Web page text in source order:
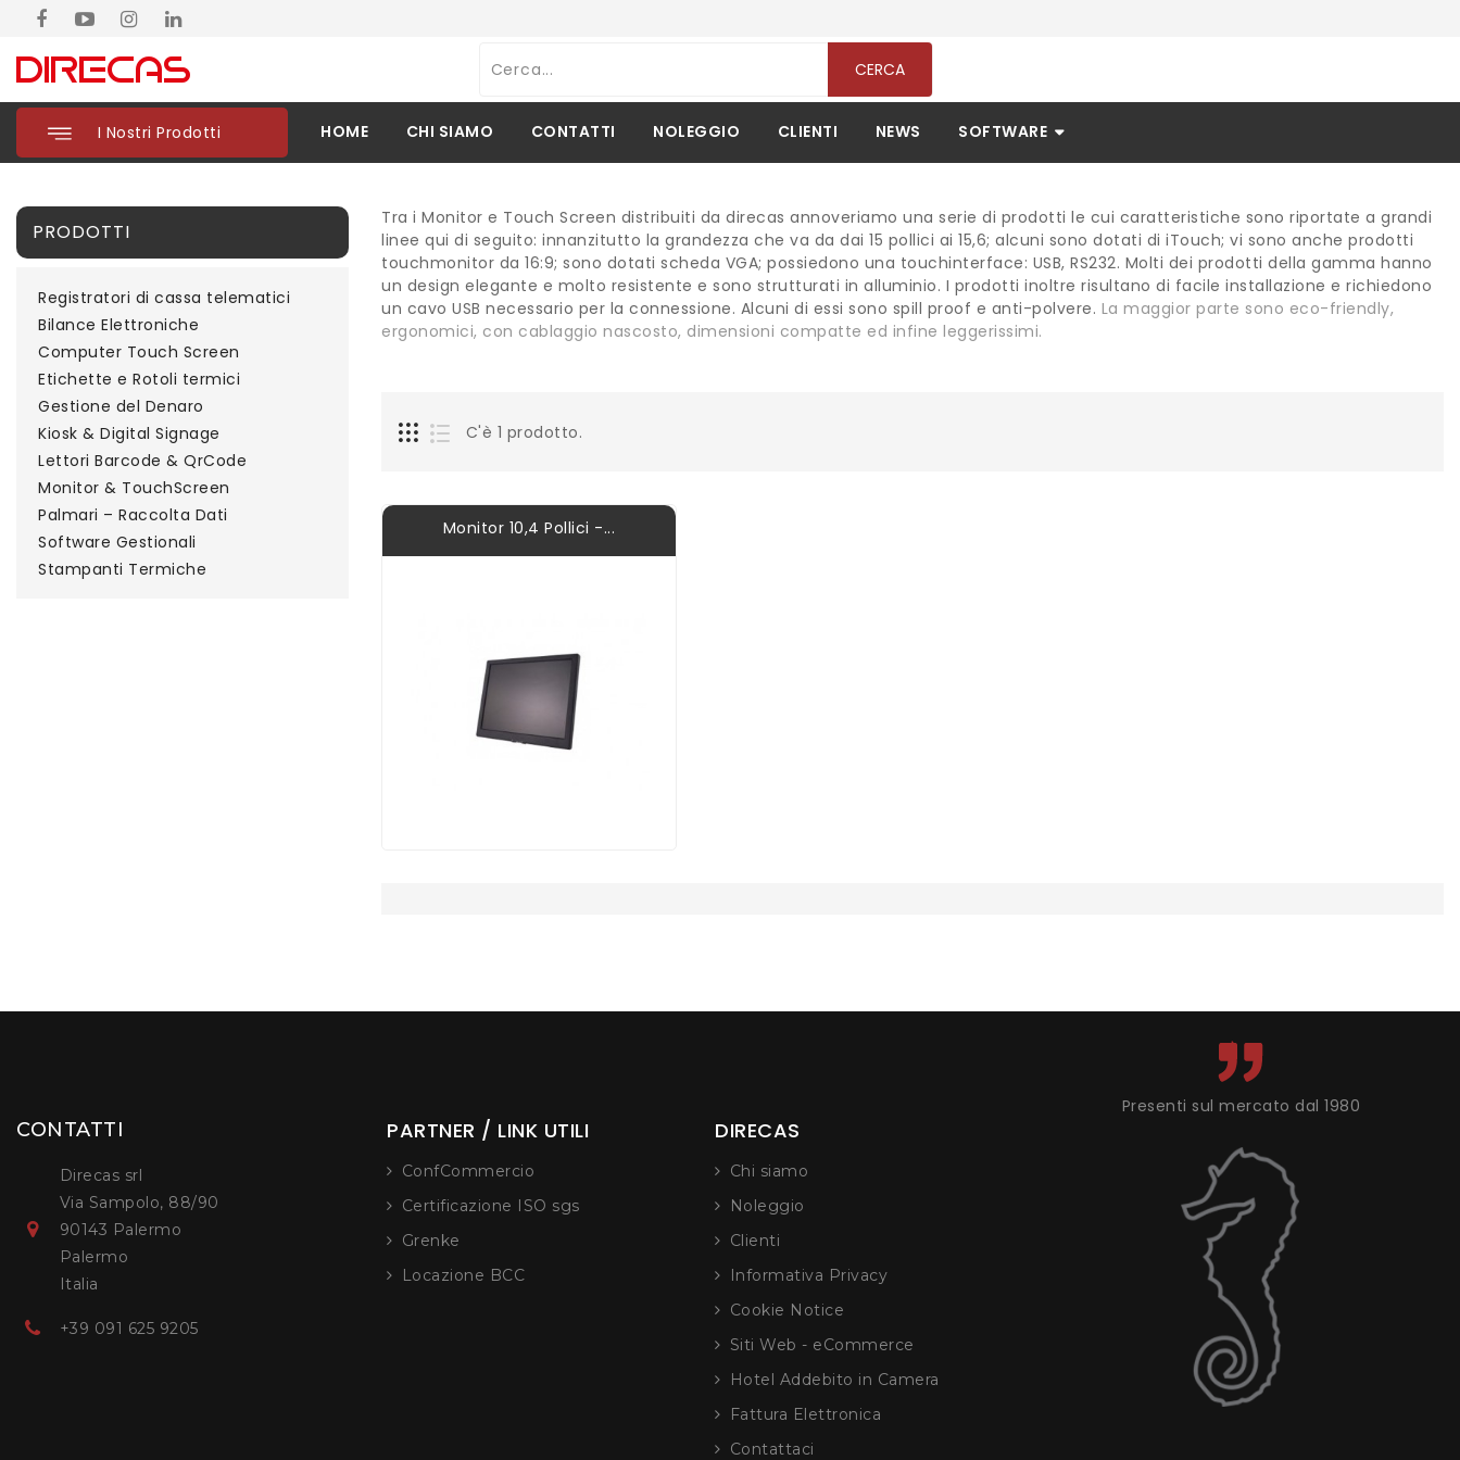
CERCA
I Nostri Prodotti HOME CHI SIAMO CONTATTI NOLEGGIO CLIENTI NEWS SOFTWARE
PRODOTTI
Registratori di cassa telematici
Bilance Elettroniche
Computer Touch Screen
Etichette e Rotoli termici
Gestione del Denaro
Kiosk & Digital Signage
Lettori Barcode & QrCode
Monitor & TouchScreen
Palmari – Raccolta Dati
Software Gestionali
Stampanti Termiche
Tra i Monitor e Touch Screen distribuiti da direcas annoveriamo una serie di prodotti le cui caratteristiche sono riportate a grandi
linee qui di seguito: innanzitutto la grandezza che va da dai 15 pollici ai 15,6; alcuni sono dotati di iTouch; vi sono anche prodotti
touchmonitor da 16:9; sono dotati scheda VGA; possiedono una touchinterface: USB, RS232. Molti dei prodotti della gamma hanno
un design elegante e molto resistente e sono strutturati in alluminio. I prodotti inoltre risultano di facile installazione e richiedono
un cavo USB necessario per la connessione. Alcuni di essi sono spill proof e anti-polvere. La maggior parte sono eco-friendly,
ergonomici, con cablaggio nascosto, dimensioni compatte ed infine leggerissimi.
C'è 1 prodotto.
Monitor 10,4 Pollici -...
CONTATTI
Direcas srl
Via Sampolo, 88/90
90143 Palermo
Palermo
Italia
+39 091 625 9205
PARTNER / LINK UTILI
ConfCommercio
Certificazione ISO sgs
Grenke
Locazione BCC
DIRECAS
Chi siamo
Noleggio
Clienti
Informativa Privacy
Cookie Notice
Siti Web - eCommerce
Hotel Addebito in Camera
Fattura Elettronica
Contattaci
Presenti sul mercato dal 1980